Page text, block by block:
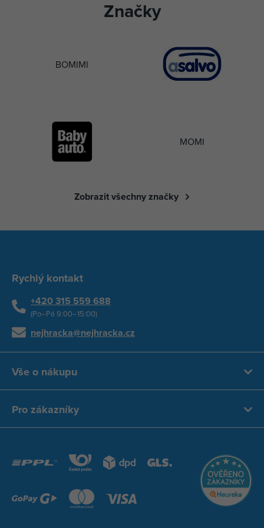
Značky
BOMIMI
MOMI
Zobrazit všechny značky
Rychlý kontakt
+420 315 559 688
(Po–Pá 9:00–15:00)
nejhracka@nejhracka.cz
Vše o nákupu
Pro zákazníky